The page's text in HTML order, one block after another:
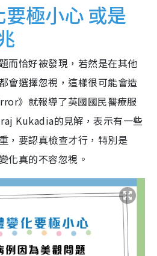
極小心 或是
而恰好被發現，若然是在其他
會選擇忽視，這樣很可能會造
》就報導了英國國民醫療服
Kukadia的見解，表示有一些
，要認真檢查才行，特別是
化真的不容忽視。